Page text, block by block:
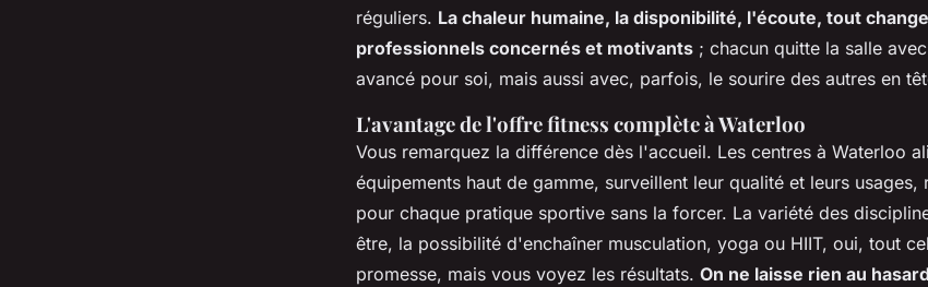
réguliers. La chaleur humaine, la disponibilité, l'écoute, tout
professionnels concernés et motivants ; chacun quitte la salle
avancé pour soi, mais aussi avec, parfois, le sourire des autres en
L'avantage de l'offre fitness complète à Waterloo
Vous remarquez la différence dès l'accueil. Les centres à Waterloo
équipements haut de gamme, surveillent leur qualité et leurs usages,
pour chaque pratique sportive sans la forcer. La variété des
être, la possibilité d'enchaîner musculation, yoga ou HIIT, oui, tout
promesse, mais vous voyez les résultats. On ne laisse rien au hasard